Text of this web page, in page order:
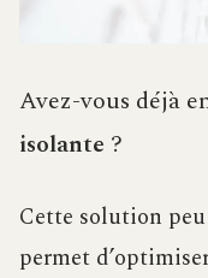
Avez-vous déjà
isolante ?
Cette solution
permet